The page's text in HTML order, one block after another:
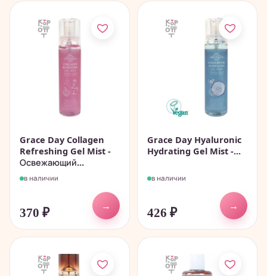
Grace Day Collagen
Refreshing Gel Mist -
Освежающий...
в наличии
370 ₽
→
Grace Day Hyaluronic
Hydrating Gel Mist -...
в наличии
426 ₽
→